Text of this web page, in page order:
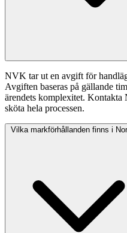
NVK tar ut en avgift för
Avgiften baseras på gällande
ärendets komplexitet.
sköta hela processen.
Vilka markförhållanden finns i